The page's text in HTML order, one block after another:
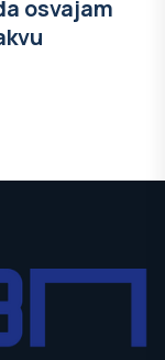
osvajam